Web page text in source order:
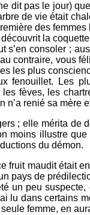
ne dit pas le jour)
de vie était
des
la
s’en consoler ;
contraire, vous
les plus
fenouillet. Les
fèves, les
n’a renié sa mère
; elle mérita de
moins illustre
du démon.
fruit maudit était
pays de
un peu
lu dans certains
femme, en